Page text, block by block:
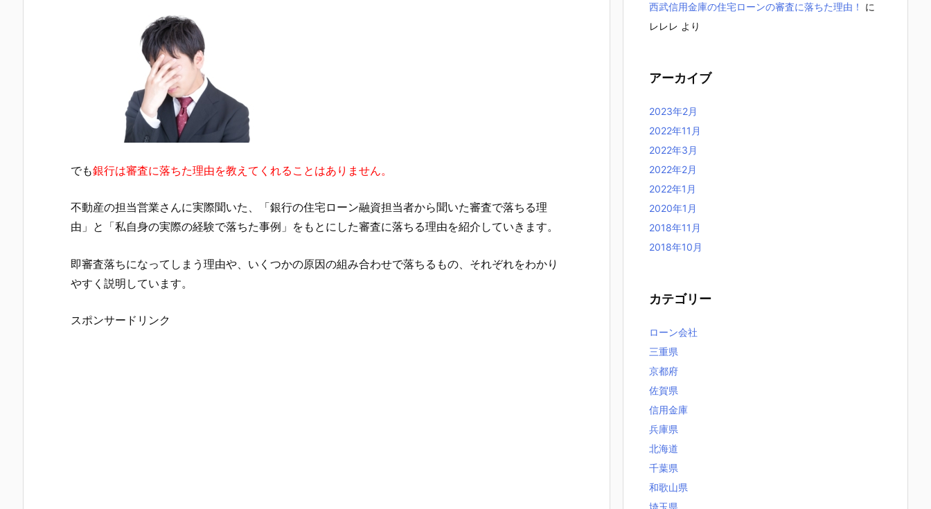
でも銀行は審査に落ちた理由を教えてくれることはありません。
不動産の担当営業さんに実際聞いた、「銀行の住宅ローン融資担当者から聞いた審査で落ちる理
由」と「私自身の実際の経験で落ちた事例」をもとにした審査に落ちる理由を紹介していきます。
即審査落ちになってしまう理由や、いくつかの原因の組み合わせで落ちるもの、それぞれをわかり
やすく説明しています。
スポンサードリンク
西武信用金庫の住宅ローンの審査に落ちた理由！
に
レレレ より
アーカイブ
2023年2月
2022年11月
2022年3月
2022年2月
2022年1月
2020年1月
2018年11月
2018年10月
カテゴリー
ローン会社
三重県
京都府
佐賀県
信用金庫
兵庫県
北海道
千葉県
和歌山県
埼玉県